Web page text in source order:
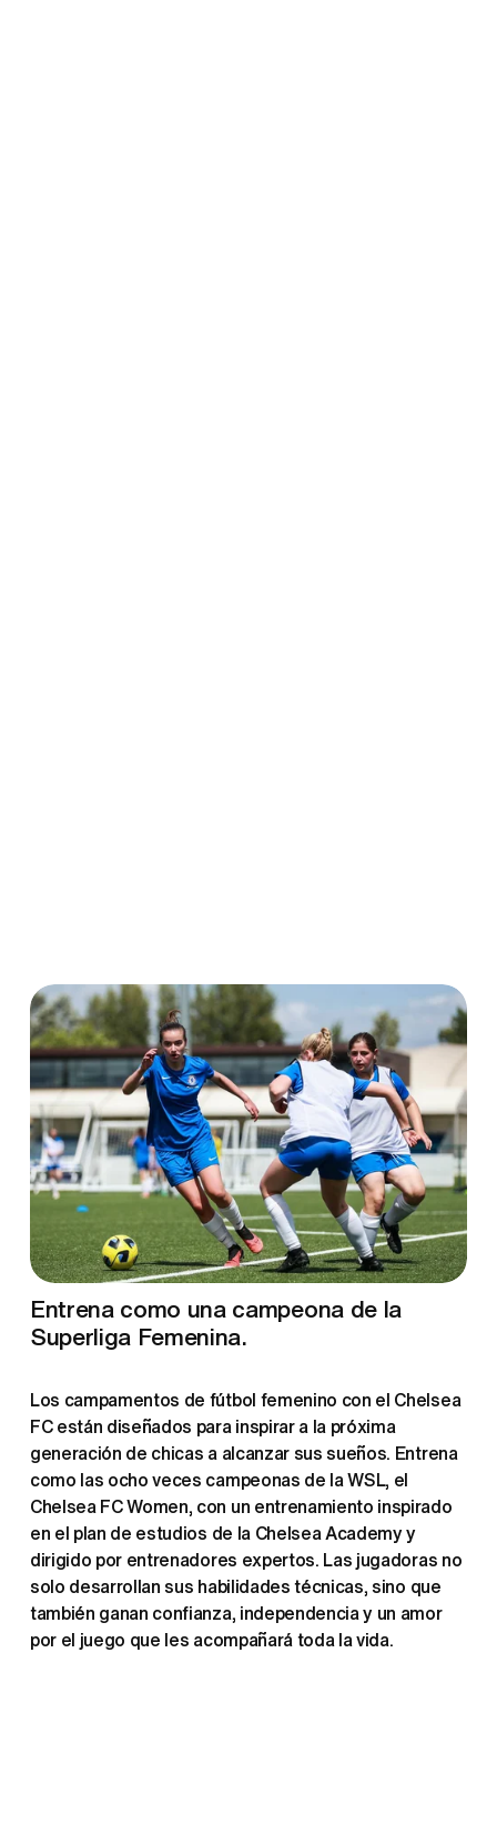
Entrena como una campeona de la
Superliga Femenina.
Los campamentos de fútbol femenino con el Chelsea
FC están diseñados para inspirar a la próxima
generación de chicas a alcanzar sus sueños. Entrena
como las ocho veces campeonas de la WSL, el
Chelsea FC Women, con un entrenamiento inspirado
en el plan de estudios de la Chelsea Academy y
dirigido por entrenadores expertos. Las jugadoras no
solo desarrollan sus habilidades técnicas, sino que
también ganan confianza, independencia y un amor
por el juego que les acompañará toda la vida.